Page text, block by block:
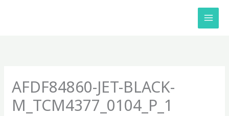
AFDF84860-JET-BLACK-
M_TCM4377_0104_P_1